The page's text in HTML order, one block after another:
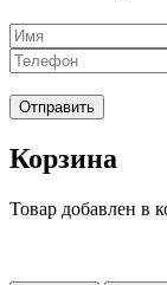
Отправить
Корзина
Товар добавлен в